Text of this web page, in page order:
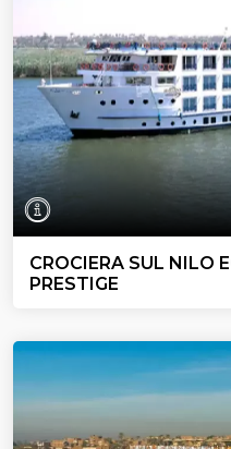
CROCIERA SUL NILO
PRESTIGE